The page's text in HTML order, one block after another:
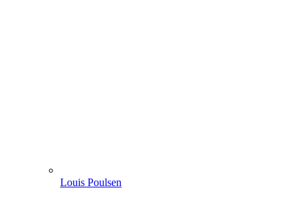
Louis Poulsen